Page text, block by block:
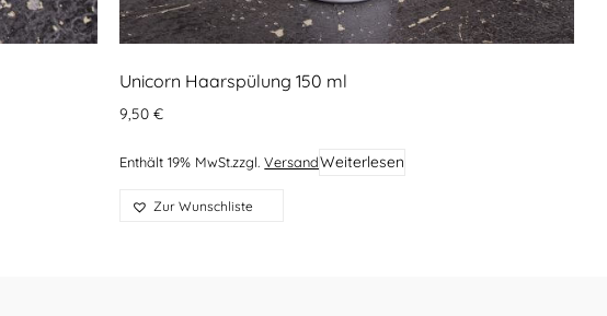
Unicorn Haarspülung 150 ml
9,50€
Enthält 19% MwSt.zzgl.VersandWeiterlesen
Zur Wunschliste